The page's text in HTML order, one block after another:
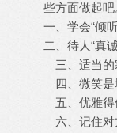
些方面做起
一、学会“倾
二、待人“真
三、适当的
四、微笑是
五、优雅得
六、记住对